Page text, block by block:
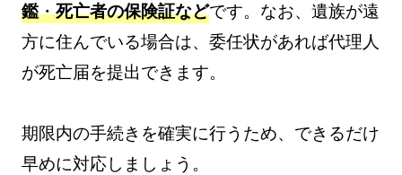
鑑・死亡者の保険証などです。なお、遺族が遠
方に住んでいる場合は、委任状があれば代理人
が死亡届を提出できます。
期限内の手続きを確実に行うため、できるだけ
早めに対応しましょう。